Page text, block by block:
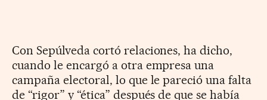
Con Sepúlveda cortó relaciones, ha dicho,
cuando le encargó a otra empresa una
campaña electoral, lo que le pareció una falta
de “rigor” y “ética” después de que se había